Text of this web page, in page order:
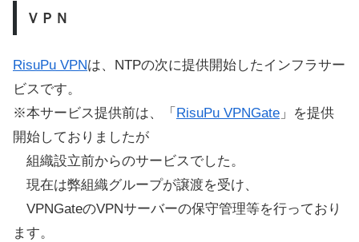
ＶＰＮ
RisuPu VPNは、NTPの次に提供開始したインフラサー
ビスです。
※本サービス提供前は、「 RisuPu VPNGate 」を提供
開始しておりましたが
組織設立前からのサービスでした。
現在は弊組織グループが譲渡を受け、
VPNGateのVPNサーバーの保守管理等を行っており
ます。